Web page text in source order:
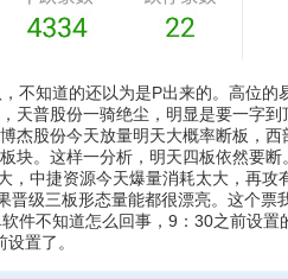
不知道的还以为是P出来的。高位的
天普股份一骑绝尘，明显是要一字到
杰股份今天放量明天大概率断板，西
块。这样一分析，明天四板依然要断
中捷资源今天爆量消耗太大，再攻
级三板形态量能都很漂亮。这个票
件不知道怎么回事，9：30之前设置
置了。